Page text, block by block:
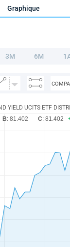
Graphique
3M 6M
YIELD UCITS ETF DISTRI
B: 81.402 C: 81.402